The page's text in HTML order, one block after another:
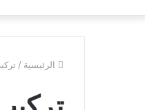
الرئيسية /